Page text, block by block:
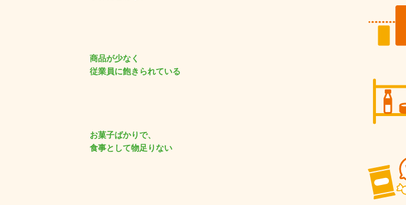
商品が少なく
従業員に飽きられている
お菓子ばかりで、
食事として物足りない